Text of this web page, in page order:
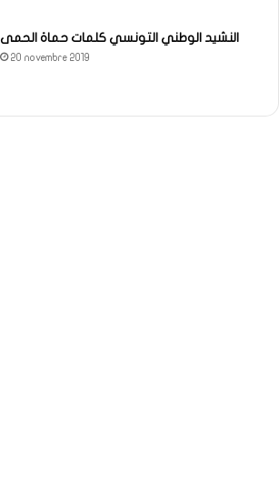
النشيد الوطني التونسي كلمات حماة الحمى
20 novembre 2019